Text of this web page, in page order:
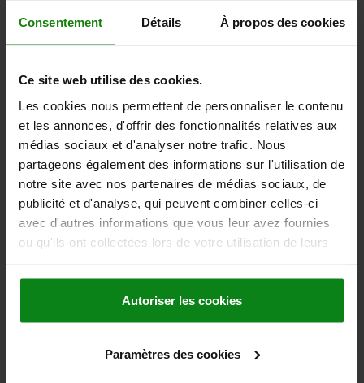
Consentement Détails À propos des cookies
Ce site web utilise des cookies.
Les cookies nous permettent de personnaliser le contenu
et les annonces, d'offrir des fonctionnalités relatives aux
médias sociaux et d'analyser notre trafic. Nous
partageons également des informations sur l'utilisation de
notre site avec nos partenaires de médias sociaux, de
publicité et d'analyse, qui peuvent combiner celles-ci
avec d'autres informations que vous leur avez fournies
ou qu'ils ont collectées lors de votre utilisation de leurs
Autoriser les cookies
Paramètres des cookies
FORCE DE SERRAGE F4 N=3000
A1=59 A2=9 A4=2 B=16
B1=8 B3=8 C=63,8
Référence: 05790-01-05400
34,64 €
hors TVA
hors frais d’envoi
DÉTAILS
TÉLÉCHARGEMENTS
D'autres clients ont